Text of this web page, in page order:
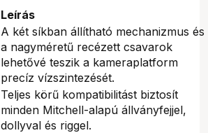
Leírás
A két síkban állítható mechanizmus és
a nagyméretű recézett csavarok
lehetővé teszik a kameraplatform
precíz vízszintezését.
Teljes körű kompatibilitást biztosít
minden Mitchell-alapú állványfejjel,
dollyval és riggel.